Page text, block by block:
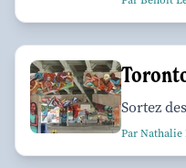
Sortez
Par Nathalie